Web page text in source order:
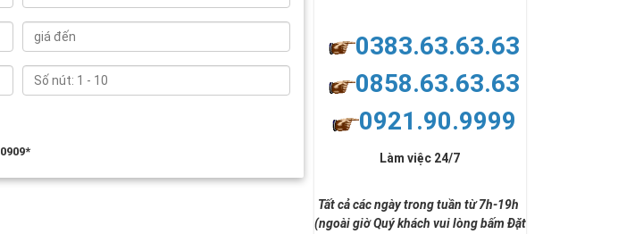
0909*
0383.63.63.63
0858.63.63.63
0921.90.9999
Làm việc 24/7
Tất cả các ngày trong tuần từ 7h-19h
(ngoài giờ Quý khách vui lòng bấm Đặt